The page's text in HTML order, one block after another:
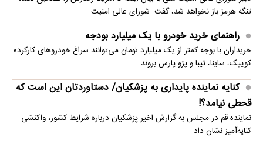
تنگه هرمز باز نخواهد شد، گفت: شورای عالی امنیت…
راهنمای خرید خودرو با یک میلیارد بودجه
خریداران با بوجه کمتر از یک میلیارد تومان می‌توانند سراغ خودروهای کارکرده
کوییک، ساینا، تیبا و پژو پارس بروند
کنایه نماینده پایداری به پزشکیان/ دستاوردتان این است که
قحطی نیامد؟!
نماینده قم در مجلس به گزارش اخیر پزشکیان درباره شرایط کشور، واکنشی
کنایه‌آمیز نشان داد.